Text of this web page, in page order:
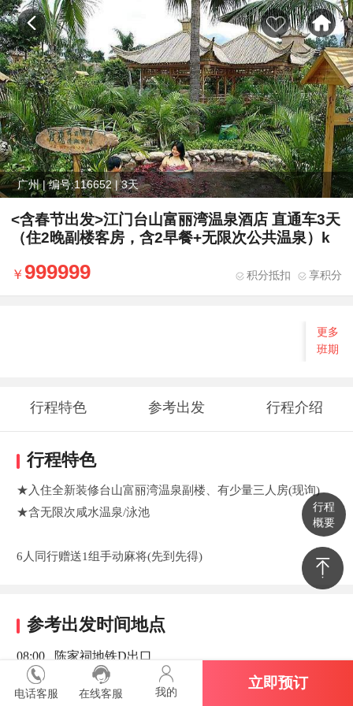
行程
概要
电话客服 在线客服 我的
立即预订
广州 | 编号:116652 | 3天
<含春节出发>江门台山富丽湾温泉酒店 直通车3天
（住2晚副楼客房，含2早餐+无限次公共温泉）k
999999 积分抵扣 享积分
更多
班期
行程特色 参考出发 行程介绍
行程特色
★入住全新装修台山富丽湾温泉副楼、有少量三人房(现询)
★含无限次咸水温泉/泳池
6人同行赠送1组手动麻将(先到先得)
参考出发时间地点
08:00 陈家祠地铁D出口